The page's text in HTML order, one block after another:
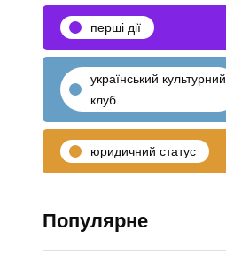
перші дії
український культурний
клуб
юридичний статус
Популярне